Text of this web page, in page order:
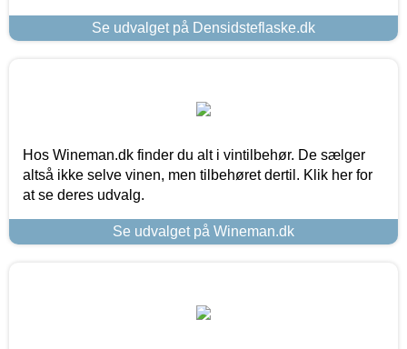
Se udvalget på Densidsteflaske.dk
Hos Wineman.dk finder du alt i vintilbehør. De sælger
altså ikke selve vinen, men tilbehøret dertil. Klik her for
at se deres udvalg.
Se udvalget på Wineman.dk